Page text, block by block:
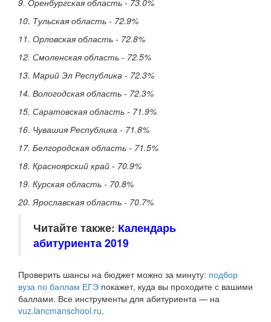
9. Оренбургская область - 73.0%
10. Тульская область - 72.9%
11. Орловская область - 72.8%
12. Смоленская область - 72.5%
13. Марий Эл Республика - 72.3%
14. Вологодская область - 72.3%
15. Саратовская область - 71.9%
16. Чувашия Республика - 71.8%
17. Белгородская область - 71.5%
18. Красноярский край - 70.9%
19. Курская область - 70.8%
20. Ярославская область - 70.7%
Читайте также: Календарь
абитуриента 2019
Проверить шансы на бюджет можно за минуту: подбор
вуза по баллам ЕГЭ покажет, куда вы проходите с вашими
баллами. Все инструменты для абитуриента — на
vuz.lancmanschool.ru.